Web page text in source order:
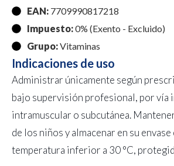
EAN: 7709990817218
Impuesto:0% (Exento - Excluido)
Grupo:Vitaminas
Indicaciones de uso
Administrar únicamente según
bajo supervisión profesional, por vía
intramuscular o subcutánea.
de los niños y almacenar en su
temperatura inferior a 30 °C,